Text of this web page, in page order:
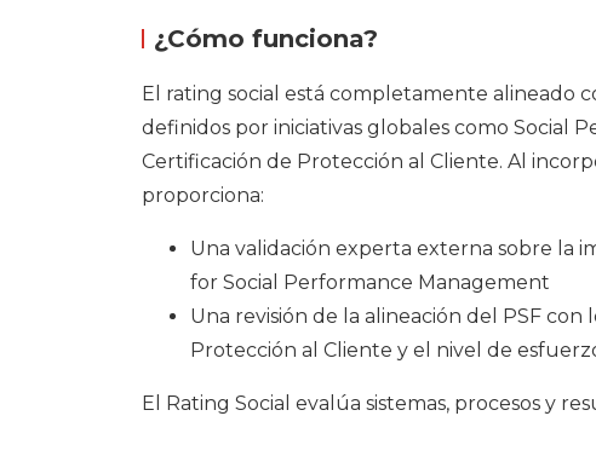
¿Cómo funciona?
El rating social está completamente alineado
definidos por iniciativas globales como Social
Certificación de Protección al Cliente. Al
proporciona:
Una validación experta externa sobre la
for Social Performance Management
Una revisión de la alineación del PSF con
Protección al Cliente y el nivel de
El Rating Social evalúa sistemas, procesos y